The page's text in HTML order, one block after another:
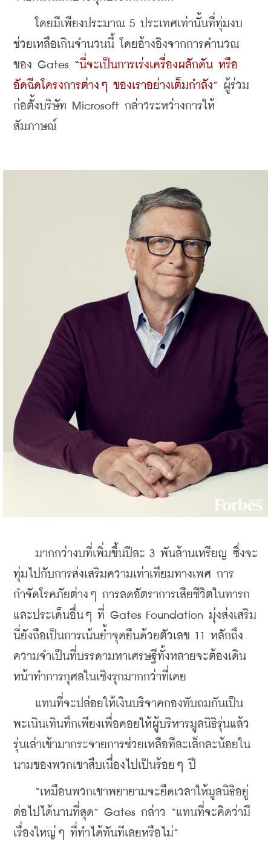
โดยมีเพียงประมาณ 5 ประเทศเท่านั้นที่ทุ่มงบ
ช่วยเหลือเกินจำนวนนี้ โดยอ้างอิงจากการคำนวณ
ของ Gates “นี่จะเป็นการเร่งเครื่องผลักดัน หรือ
อัดฉีดโครงการต่างๆ ของเราอย่างเต็มกำลัง” ผู้ร่วม
ก่อตั้งบริษัท Microsoft กล่าวระหว่างการให้
สัมภาษณ์
มากกว่างบที่เพิ่มขึ้นปีละ 3 พันล้านเหรียญ ซึ่งจะ
ทุ่มไปกับการส่งเสริมความเท่าเทียมทางเพศ การ
กำจัดโรคภัยต่างๆ การลดอัตราการเสียชีวิตในทารก
และประเด็นอื่นๆ ที่ Gates Foundation มุ่งส่งเสริม
นี่ยังถือเป็นการเน้นย้ำจุดยืนด้วยตัวเลข 11 หลักถึง
ความจำเป็นที่บรรดามหาเศรษฐีทั้งหลายจะต้องเดิน
หน้าทำการกุศลในเชิงรุกมากกว่าที่เคย
แทนที่จะปล่อยให้เงินบริจาคกองทับถมกันเป็น
พะเนินเทินทึกเพียงเพื่อคอยให้ผู้บริหารมูลนิธิรุ่นแล้ว
รุ่นเล่าเข้ามากระจายการช่วยเหลือทีละเล็กละน้อยใน
นามของพวกเขาสืบเนื่องไปเป็นร้อยๆ ปี
“เหมือนพวกเขาพยายามจะยืดเวลาให้มูลนิธิอยู่
ต่อไปได้นานที่สุด” Gates กล่าว “แทนที่จะคิดว่ามี
เรื่องใหญ่ๆ ที่ทำได้ทันทีเลยหรือไม่”